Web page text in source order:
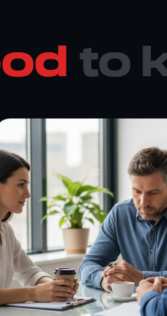
to
לניהול
זרים:
לתהליכים